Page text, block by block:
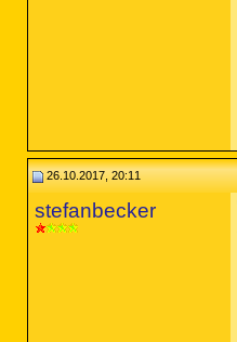
26.10.2017, 20:11
stefanbecker